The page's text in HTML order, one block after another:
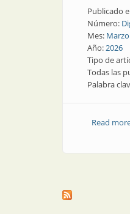
Publicado
Número:
Mes: Marzo
Año:2026
Tipo de
Todas las
Palabra
Read